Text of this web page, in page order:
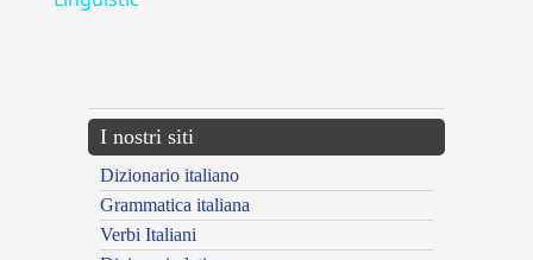
I nostri siti
Dizionario italiano
Grammatica italiana
Verbi Italiani